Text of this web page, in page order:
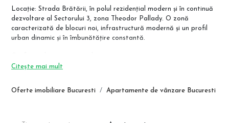
Oferte imobiliare Bucuresti Apartamente de vânzare Bucuresti
Locație: Strada Brătării, în polul rezidențial modern și în continuă
dezvoltare al Sectorului 3, zona Theodor Pallady. O zonă
caracterizată de blocuri noi, infrastructură modernă și un profil
urban dinamic și în îmbunătățire constantă.
Acces la metrou: stațiile Nicolae Teclu și Anghel Saligny.
Toate serviciile la îndemână: IKEA Pallady, Auchan, Decathlon,
Citește mai mult